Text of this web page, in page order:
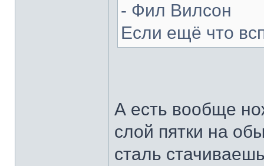
- Фил Вилсон
Если ещё что
А есть вообще
слой пятки на
сталь